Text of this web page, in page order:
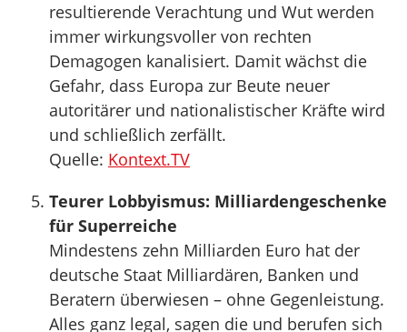
resultierende Verachtung und Wut werden
immer wirkungsvoller von rechten
Demagogen kanalisiert. Damit wächst die
Gefahr, dass Europa zur Beute neuer
autoritärer und nationalistischer Kräfte wird
und schließlich zerfällt.
Quelle: Kontext.TV
Teurer Lobbyismus: Milliardengeschenke
für Superreiche
Mindestens zehn Milliarden Euro hat der
deutsche Staat Milliardären, Banken und
Beratern überwiesen – ohne Gegenleistung.
Alles ganz legal, sagen die und berufen sich